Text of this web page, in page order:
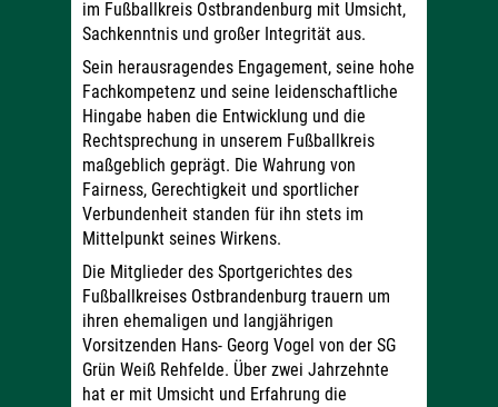
im Fußballkreis Ostbrandenburg mit Umsicht,
Sachkenntnis und großer Integrität aus.
Sein herausragendes Engagement, seine hohe
Fachkompetenz und seine leidenschaftliche
Hingabe haben die Entwicklung und die
Rechtsprechung in unserem Fußballkreis
maßgeblich geprägt. Die Wahrung von
Fairness, Gerechtigkeit und sportlicher
Verbundenheit standen für ihn stets im
Mittelpunkt seines Wirkens.
Die Mitglieder des Sportgerichtes des
Fußballkreises Ostbrandenburg trauern um
ihren ehemaligen und langjährigen
Vorsitzenden Hans- Georg Vogel von der SG
Grün Weiß Rehfelde. Über zwei Jahrzehnte
hat er mit Umsicht und Erfahrung die